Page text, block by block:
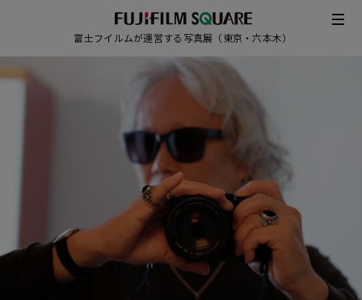
富士フイルムが運営する写真展（東京・六本木）